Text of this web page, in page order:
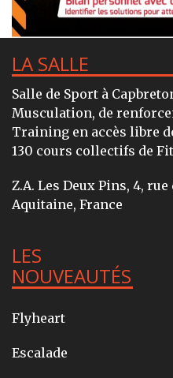
LA SALLE
Salle de Sport à
Musculation, de
Training en accès libre
130 cours collectifs de
Z.A. Les Deux Pins, 4,
Aquitaine, France
LES
NOUVEAUTÉS
Flyheart
Escalade